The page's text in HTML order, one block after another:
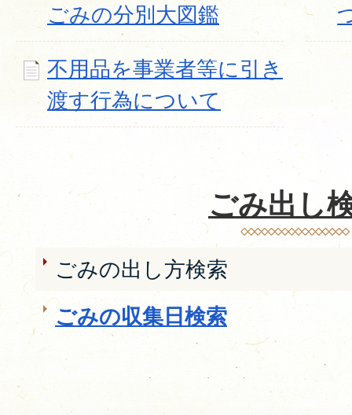
ごみの分別大図鑑
不用品を事業者等に引き
渡す行為について
ごみ出し
ごみの出し方検索
ごみの収集日検索